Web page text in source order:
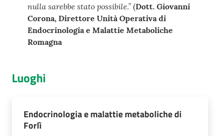
nulla sarebbe stato possibile.” (Dott. Giovanni
Corona, Direttore Unità Operativa di
Endocrinologia e Malattie Metaboliche
Romagna
Luoghi
Endocrinologia e malattie metaboliche di
Forlì